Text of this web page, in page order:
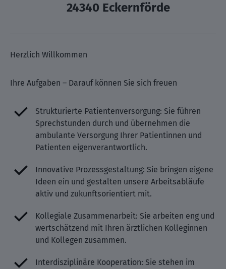
24340 Eckernförde
Herzlich Willkommen
Ihre Aufgaben – Darauf können Sie sich freuen
Strukturierte Patientenversorgung: Sie führen
Sprechstunden durch und übernehmen die
ambulante Versorgung Ihrer Patientinnen und
Patienten eigenverantwortlich.
Innovative Prozessgestaltung: Sie bringen eigene
Ideen ein und gestalten unsere Arbeitsabläufe
aktiv und zukunftsorientiert mit.
Kollegiale Zusammenarbeit: Sie arbeiten eng und
wertschätzend mit Ihren ärztlichen Kolleginnen
und Kollegen zusammen.
Interdisziplinäre Kooperation: Sie stehen im